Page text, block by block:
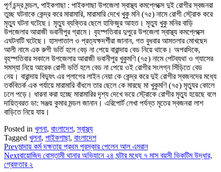
পূর্ণ চন্দ্র মন্ডল, পাইকগাছা : পাইকগাছা উপজেলা স্বাস্থ্য কমপ্লেক্সে দুই রোগীর স্বজনরা
তুচ্ছ ঘটনাকে কেন্দ্র করে মারামারি, মারামারি দেখে খুকু মনি (৭৫) নামে রোগী স্ট্রোক করে
মৃত্যু ঘটনা ঘটেছে। মৃত্যু ব্যক্তির ছেলে হাফিজুর আহত। মৃত্যু খুকু মনির বাড়ি
উপজেলার আরাজী ভবানীপুর গ্রামে। বৃহস্পতিবার দুপুরে উপজেলা স্বাস্থ্য কমপ্লেক্সে
এঘটনাটি ঘটেছে। হাসপাতাল ও প্রত্যক্ষদর্শীরা জানান, গত বুধবার আমতলার মোখছেদ
আলী নামে এক রুগী ভর্তি হলে বেড় না পেয়ে বারান্দায় বেড নিয়ে থাকে। অপরদিকে,
বৃহস্পতিবার সকালে উপজেলার আরাজী ভবানীপুর খুকুমণি (৭৫) নামে পেটব্যথা ও গ্যাসের
সমস্যা নিয়ে আরেক রোগী ভর্তি হলে বেড না পেয়ে ওই রোগীর সংলগ্ন সিঁড়িতে বেড
নেয়। বারান্দায় বিদ্যুৎ এর প্লাগের লাইন নেয়া কে কেন্দ্র করে দুই রোগীর স্বজনদের মধ্যে
তর্কবিতর্ক এক পর্যায়ে মারামারি বাঁধলে তার ছেলে কে মারছে মা খুকুমণি (৭৫) মৃত্যুর কোলে
ঢলে পড়ে। ধারনা করা হচ্ছে মারামারির দৃশ্য দেখে ভয়ে স্ট্রোকে রোগীর মৃত্যু হয়েছে বলে
দায়িত্বরত ডা: সঞ্জয় কুমার মন্ডল জানান। এরিপোর্ট লেখা পর্যন্ত মৃতের স্বজনরা লাশ
বাড়িতে নিয়ে যায়।
Posted in খুলনা, বাংলাদেশ,স্বাস্থ্য
Tagged খুলনা, পাইকগাছা, বাংলাদেশ
Prevমান্দায় কর্ম দক্ষতায় প্রথম পুরস্কার পেলেন আল এমরান
Nextবায়োজিদ বোস্তামী থানার অভিযানে ২৪ ঘন্টার মধ্যে ৭ মাস বয়সী ভিকটিম উদ্ধার,
গ্রেফতার ২